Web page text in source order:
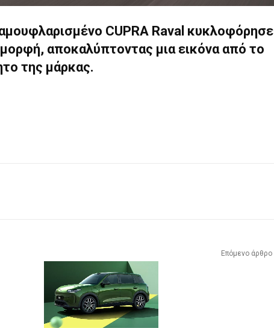
CUPRA Raval κυκλοφόρησε
αποκαλύπτοντας μια εικόνα από το
της μάρκας.
Επόμενο άρθρο